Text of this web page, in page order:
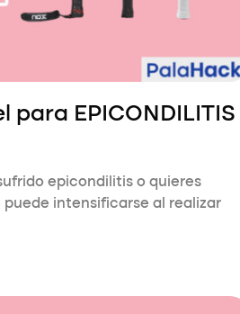
para EPICONDILITIS
epicondilitis o quieres
intensificarse al realizar